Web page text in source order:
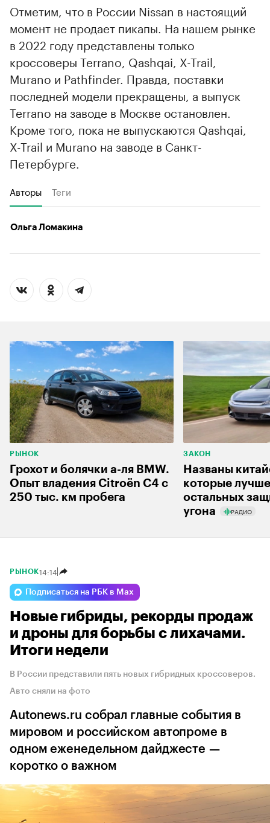
Отметим, что в России Nissan в настоящий
момент не продает пикапы. На нашем рынке
в 2022 году представлены только
кроссоверы Terrano, Qashqai, X-Trail,
Murano и Pathfinder. Правда, поставки
последней модели прекращены, а выпуск
Terrano на заводе в Москве остановлен.
Кроме того, пока не выпускаются Qashqai,
X-Trail и Murano на заводе в Санкт-
Петербурге.
Авторы Теги
Ольга Ломакина
РЫНОК
Грохот и болячки а-ля BMW.
Опыт владения Citroёn C4 с
250 тыс. км пробега
ЗАКОН
Названы
которые
остальных
угона
РАДИО
РЫНОК14:14
Подписаться на РБК в Max
Новые гибриды, рекорды продаж
и дроны для борьбы с лихачами.
Итоги недели
В России представили пять новых гибридных кроссоверов.
Авто сняли на фото
Autonews.ru собрал главные события в
мировом и российском автопроме в
одном еженедельном дайджесте —
коротко о важном